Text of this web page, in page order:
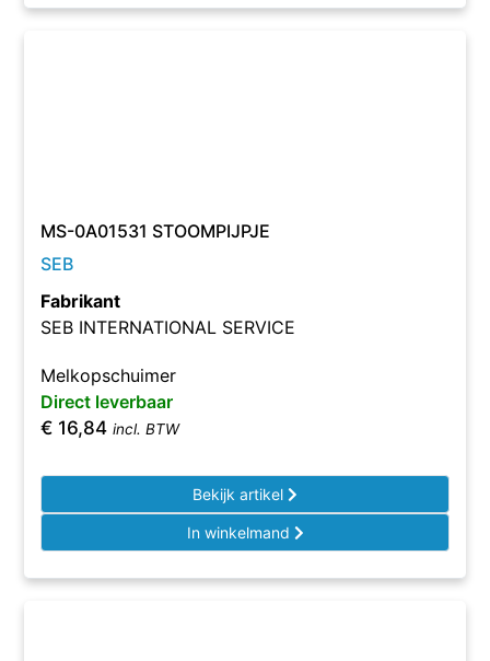
MS-0A01531 STOOMPIJPJE
SEB
Fabrikant
SEB INTERNATIONAL SERVICE
Melkopschuimer
Direct leverbaar
€ 16,84 incl. BTW
Bekijk artikel
In winkelmand